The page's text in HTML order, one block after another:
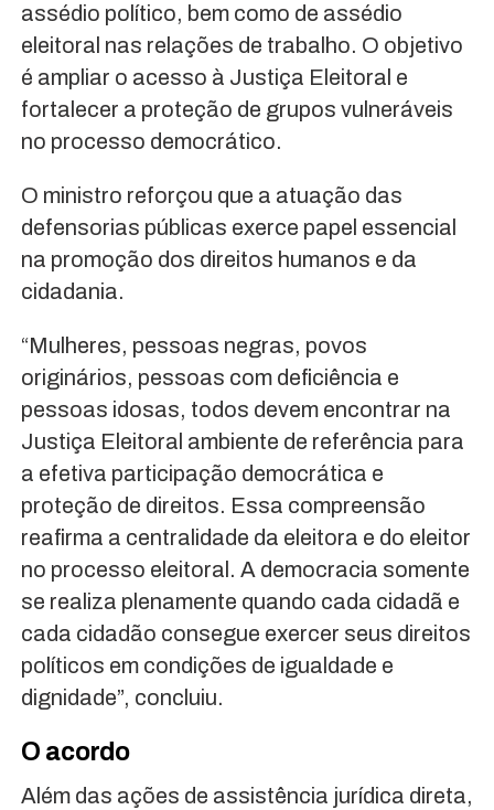
assédio político, bem como de assédio
eleitoral nas relações de trabalho. O objetivo
é ampliar o acesso à Justiça Eleitoral e
fortalecer a proteção de grupos vulneráveis
no processo democrático.
O ministro reforçou que a atuação das
defensorias públicas exerce papel essencial
na promoção dos direitos humanos e da
cidadania.
“Mulheres, pessoas negras, povos
originários, pessoas com deficiência e
pessoas idosas, todos devem encontrar na
Justiça Eleitoral ambiente de referência para
a efetiva participação democrática e
proteção de direitos. Essa compreensão
reafirma a centralidade da eleitora e do eleitor
no processo eleitoral. A democracia somente
se realiza plenamente quando cada cidadã e
cada cidadão consegue exercer seus direitos
políticos em condições de igualdade e
dignidade”, concluiu.
O acordo
Além das ações de assistência jurídica direta,